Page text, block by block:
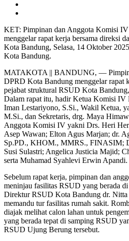
KET: Pimpinan dan Anggota Komisi
menggelar rapat kerja bersama direksi
Kota Bandung, Selasa, 14 Oktober
Kota Bandung.
MATAKOTA || BANDUNG, —
DPRD Kota Bandung menggelar rapat
pejabat struktural RSUD Kota
Dalam rapat itu, hadir Ketua Komisi
Iman Lestariyono, S.Si., Wakil Ketua,
M.Si., dan Sekretaris, drg. Maya
Anggota Komisi IV yakni Drs. Heri
Asep Wawan; Elton Agus Marjan; dr.
Sp.PD., KHOM., MMRS., FINASIM;
Susi Sulastri; Angelica Justicia Majid;
serta Muhamad Syahlevi Erwin Apandi.
Sebelum rapat kerja, pimpinan dan
meninjau fasilitas RSUD yang berada
Direktur RSUD Kota Bandung dr.
memandu tur fasilitas rumah sakit.
diajak melihat calon lahan untuk
yang berada tepat di samping RSUD
RSUD Ujung Berung tersebut.